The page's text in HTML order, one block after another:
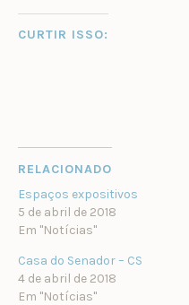
CURTIR ISSO:
RELACIONADO
Espaços expositivos
5 de abril de 2018
Em "Notícias"
Casa do Senador – CS
4 de abril de 2018
Em "Notícias"